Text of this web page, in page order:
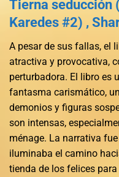
Tierna seducción
Karedes #2) ,
A pesar de sus fallas, el
atractiva y provocativa,
perturbadora. El libro es
fantasma carismático,
demonios y figuras
son intensas,
ménage. La narrativa
iluminaba el camino
tienda de los felices